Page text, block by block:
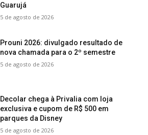
Guarujá
5 de agosto de 2026
Prouni 2026: divulgado resultado de
nova chamada para o 2º semestre
5 de agosto de 2026
Decolar chega à Privalia com loja
exclusiva e cupom de R$ 500 em
parques da Disney
5 de agosto de 2026